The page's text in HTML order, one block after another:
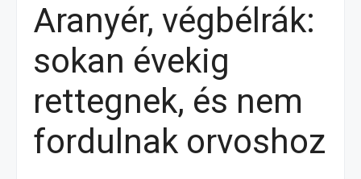
Aranyér, végbélrák:
sokan évekig
rettegnek, és nem
fordulnak orvoshoz